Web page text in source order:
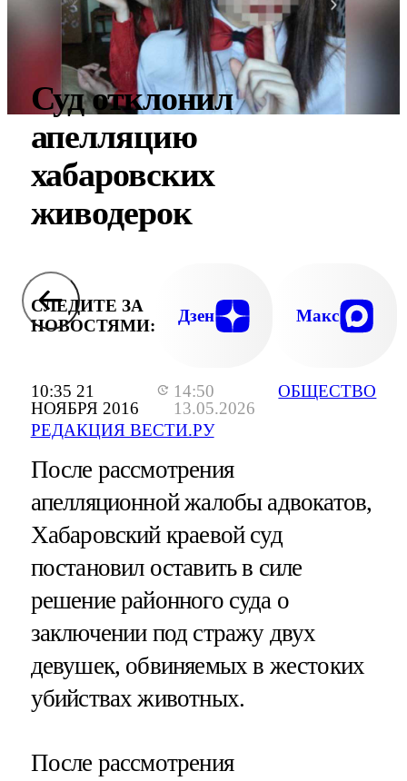
10:35 21
НОЯБРЯ 2016
14:50
13.05.2026
РЕДАКЦИЯ ВЕСТИ.РУ
ОБЩЕСТВО
Суд отклонил
апелляцию
хабаровских
живодерок
СЛЕДИТЕ ЗА
НОВОСТЯМИ:
Дзен Макс
После рассмотрения
апелляционной жалобы адвокатов,
Хабаровский краевой суд
постановил оставить в силе
решение районного суда о
заключении под стражу двух
девушек, обвиняемых в жестоких
убийствах животных.
После рассмотрения